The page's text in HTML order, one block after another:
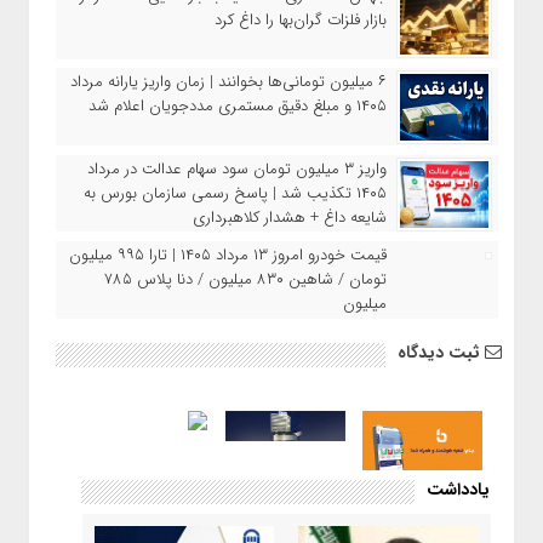
بازار فلزات گران‌بها را داغ کرد
۶ میلیون تومانی‌ها بخوانند | زمان واریز یارانه مرداد
۱۴۰۵ و مبلغ دقیق مستمری مددجویان اعلام شد
واریز ۳ میلیون تومان سود سهام عدالت در مرداد
۱۴۰۵ تکذیب شد | پاسخ رسمی سازمان بورس به
شایعه داغ + هشدار کلاهبرداری
قیمت خودرو امروز ۱۳ مرداد ۱۴۰۵ | تارا ۹۹۵ میلیون
تومان / شاهین ۸۳۰ میلیون / دنا پلاس ۷۸۵
میلیون
ثبت دیدگاه
یادداشت